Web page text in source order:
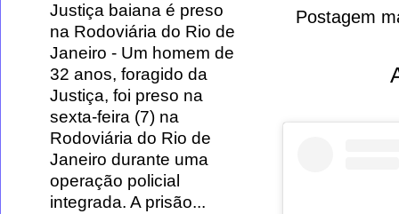
Postagem
Justiça baiana é preso
na Rodoviária do Rio de
Janeiro - Um homem de
32 anos, foragido da
Justiça, foi preso na
sexta-feira (7) na
Rodoviária do Rio de
Janeiro durante uma
operação policial
integrada. A prisão...